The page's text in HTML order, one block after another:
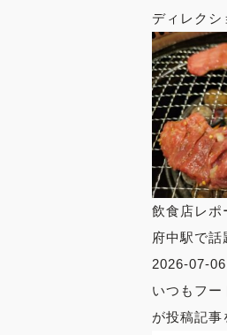
ディレク
飲食店レポ
府中駅で
2026-07-06
いつもフー
が投稿記